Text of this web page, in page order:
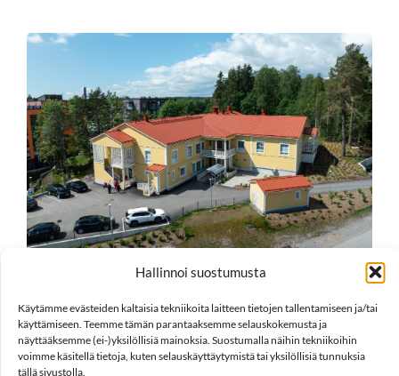
Hallinnoi suostumusta
Käytämme evästeiden kaltaisia tekniikoita laitteen tietojen tallentamiseen ja/tai
käyttämiseen. Teemme tämän parantaaksemme selauskokemusta ja
näyttääksemme (ei-)yksilöllisiä mainoksia. Suostumalla näihin tekniikoihin
voimme käsitellä tietoja, kuten selauskäyttäytymistä tai yksilöllisiä tunnuksia
tällä sivustolla.